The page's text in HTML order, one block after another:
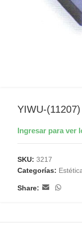
YIWU-
Ingresar para ver
SKU: 3217
Categorías:
Share: